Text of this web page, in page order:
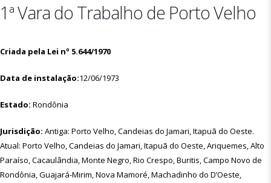
1ª Vara do Trabalho de Porto Velho
Criada pela Lei nº 5.644/1970
Data de instalação:12/06/1973
Estado: Rondônia
Jurisdição: Antiga: Porto Velho, Candeias do Jamari, Itapuã do Oeste.
Atual: Porto Velho, Candeias do Jamari, Itapuã do Oeste, Ariquemes, Alto
Paraíso, Cacaulândia, Monte Negro, Rio Crespo, Buritis, Campo Novo de
Rondônia, Guajará-Mirim, Nova Mamoré, Machadinho do D’Oeste,